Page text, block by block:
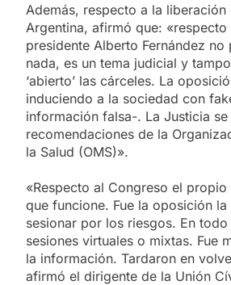
Además, respecto a la
Argentina, afirmó que:
presidente Alberto Fernández no
nada, es un tema judicial y
‘abierto’ las cárceles. La
induciendo a la sociedad con
información falsa-. La Justicia se
recomendaciones de la
la Salud (OMS)».
«Respecto al Congreso el propio
que funcione. Fue la oposición
sesionar por los riesgos. En
sesiones virtuales o mixtas. Fue
la información. Tardaron en
afirmó el dirigente de la Unión